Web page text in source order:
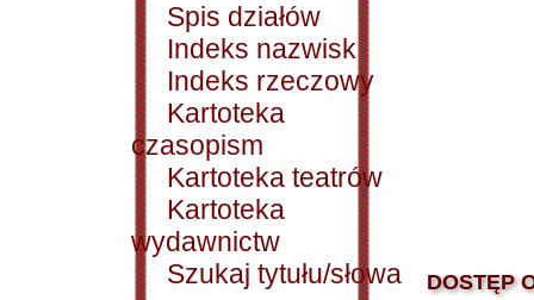
Spis działów
Indeks nazwisk
Indeks rzeczowy
Kartoteka
czasopism
Kartoteka teatrów
Kartoteka
wydawnictw
Szukaj tytułu/słowa
DOSTĘP